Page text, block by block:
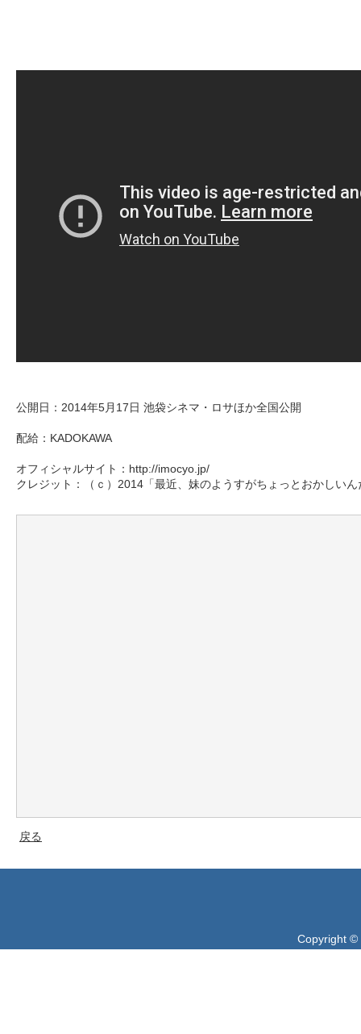
公開日：2014年5月17日 池袋シネマ・ロサほか全国公開
配給：KADOKAWA
オフィシャルサイト：http://imocyo.jp/
クレジット：（ｃ）2014「最近、妹のようすがちょっとおかしい
戻る
Copyright ©